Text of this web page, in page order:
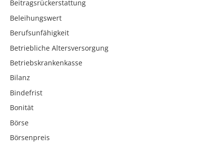
Beitragsrückerstattung
Beleihungswert
Berufsunfähigkeit
Betriebliche Altersversorgung
Betriebskrankenkasse
Bilanz
Bindefrist
Bonität
Börse
Börsenpreis